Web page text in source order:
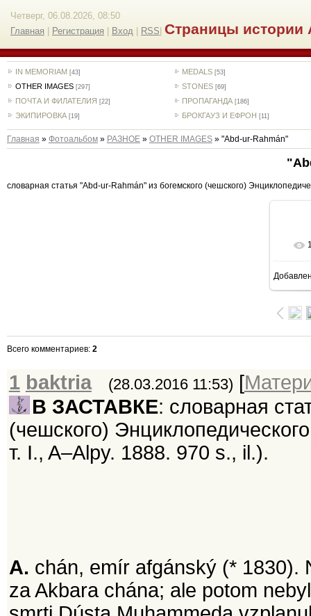
Четверг, 06.08.2026, 08:50
Главная
Регистрация Вход RSS Страницы истории
IN MEMORIAM [43] MEDALS [53]
OTHER IMAGES [297] STONES [69]
ПОЧТА И ФИЛАТЕЛИЯ [22] ПРОПАГАНДА [186]
ЭКИПИРОВКА [19] БРОКГАУЗ И ЕФРОН [11]
Главная » Фотоальбом» РАЗНОЕ» OTHER IMAGES» "Аbd-ur-Rahmán"
словарная статья "Аbd-ur-Rahmán" из богемского (чешского)
Всего комментариев: 2
1 baktria (28.03.2016 11:53) [
В ЗАСТАВКЕ: словарная
(чешского)
т. I., A–Alpy. 1888. 970 s., il.).
A. chán, emír afgánský (* 1830).
za Akbara chána; ale potom